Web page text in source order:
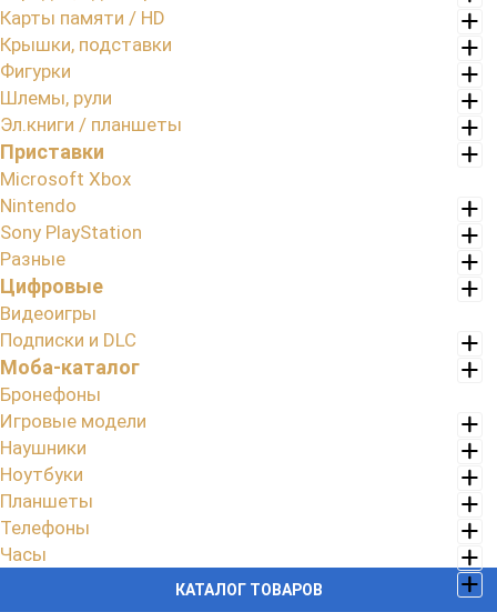
КАТАЛОГ ТОВАРОВ
Карты памяти / HD
Крышки, подставки
Фигурки
Шлемы, рули
Эл.книги / планшеты
Приставки
Microsoft Xbox
Nintendo
Sony PlayStation
Разные
Цифровые
Видеоигры
Подписки и DLC
Моба-каталог
Бронефоны
Игровые модели
Наушники
Ноутбуки
Планшеты
Телефоны
Часы